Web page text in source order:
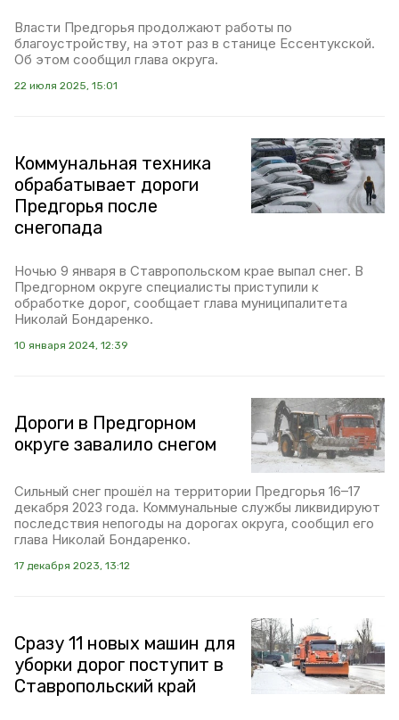
Власти Предгорья продолжают работы по
благоустройству, на этот раз в станице Ессентукской.
Об этом сообщил глава округа.
22 июля 2025, 15:01
Коммунальная техника
обрабатывает дороги
Предгорья после
снегопада
Ночью 9 января в Ставропольском крае выпал снег. В
Предгорном округе специалисты приступили к
обработке дорог, сообщает глава муниципалитета
Николай Бондаренко.
10 января 2024, 12:39
Дороги в Предгорном
округе завалило снегом
Сильный снег прошёл на территории Предгорья 16–17
декабря 2023 года. Коммунальные службы ликвидируют
последствия непогоды на дорогах округа, сообщил его
глава Николай Бондаренко.
17 декабря 2023, 13:12
Сразу 11 новых машин для
уборки дорог поступит в
Ставропольский край